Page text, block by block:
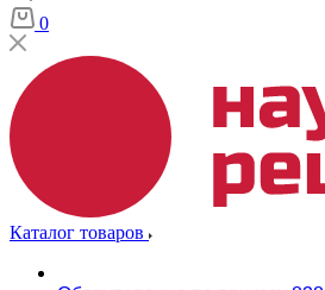
0
Каталог товаров